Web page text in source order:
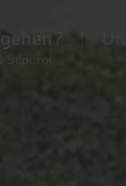
Südtirol